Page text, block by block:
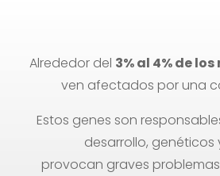
Alrededor del 3% al 4% de
ven afectados por una
Estos genes son
desarrollo,
provocan graves